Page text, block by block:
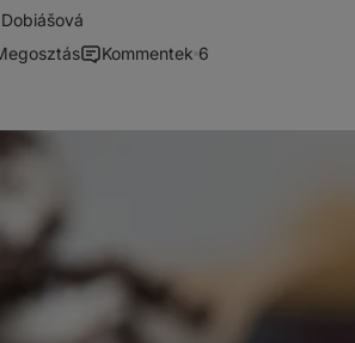
Kommentek 6